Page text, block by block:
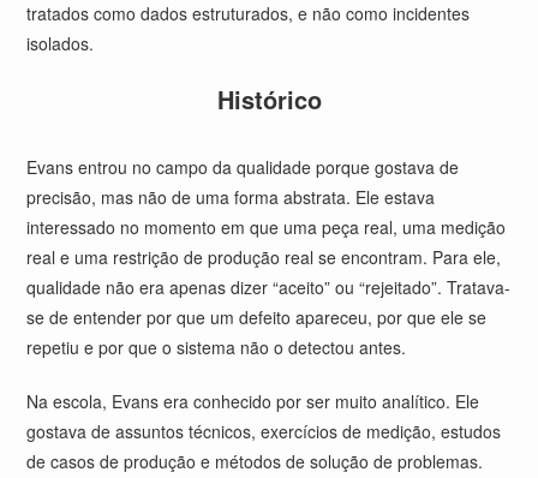
tratados como dados estruturados, e não como incidentes
isolados.
Histórico
Evans entrou no campo da qualidade porque gostava de
precisão, mas não de uma forma abstrata. Ele estava
interessado no momento em que uma peça real, uma medição
real e uma restrição de produção real se encontram. Para ele,
qualidade não era apenas dizer “aceito” ou “rejeitado”. Tratava-
se de entender por que um defeito apareceu, por que ele se
repetiu e por que o sistema não o detectou antes.
Na escola, Evans era conhecido por ser muito analítico. Ele
gostava de assuntos técnicos, exercícios de medição, estudos
de casos de produção e métodos de solução de problemas.